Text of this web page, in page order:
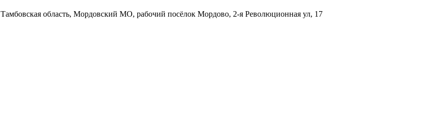
Тамбовская область, Мордовский МО, рабочий посёлок Мордово, 2-я Революционная ул, 17